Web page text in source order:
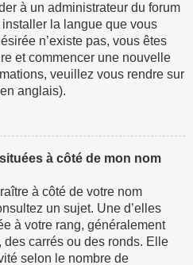
à un administrateur du forum
installer la langue que vous
n’existe pas, vous êtes
et commencer une nouvelle
veuillez vous rendre sur
anglais).
à côté de mon nom
à côté de votre nom
un sujet. Une d’elles
à votre rang, généralement
carrés ou des ronds. Elle
selon le nombre de